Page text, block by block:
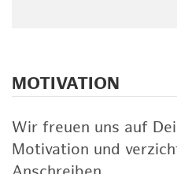
MOTIVATION
Wir freuen uns auf
Motivation und